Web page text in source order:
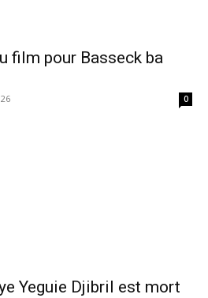
film pour Basseck ba
0
Yeguie Djibril est mort